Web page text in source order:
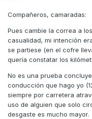
Compañeros, camaradas:
Pues cambie la correa a
casualidad, mi intención
se partiese (en el cofre
quería constatar los
No es una prueba
conducción que hago yo
siempre por carretera
uso de alguien que solo
desgaste es mucho mayor.